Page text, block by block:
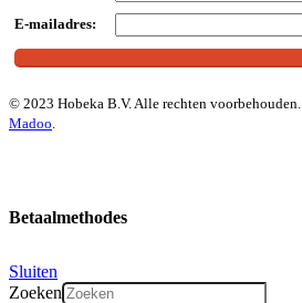
E-mailadres:
© 2023 Hobeka B.V. Alle rechten voorbehouden.
Madoo.
Betaalmethodes
Sluiten
Zoeken